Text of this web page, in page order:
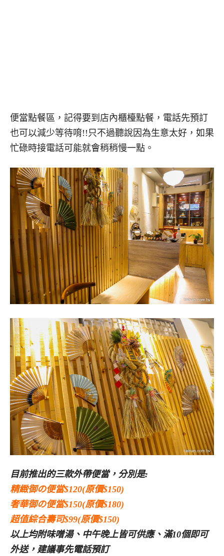
便當點餐區，記得要到店內櫃檯點餐，電話先預訂
也可以減少等待唷!!只不過聽說因為生意太好，如果
忙碌時接電話可能就會稍稍慢一點。
目前推出的三款外帶便當，分別是:
精緻御の便當$120(原價$150)
奢華御の便當$150(原價$180)
超值綜合壽司$99(原價$150)
以上均附味噌湯、中午晚上皆可供應、滿10個即可
外送，建議事先電話預訂